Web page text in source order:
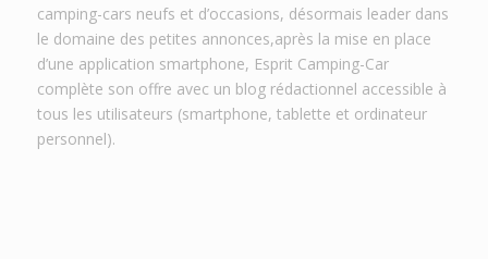
camping-cars neufs et d’occasions, désormais leader dans
le domaine des petites annonces,après la mise en place
d’une application smartphone, Esprit Camping-Car
complète son offre avec un blog rédactionnel accessible à
tous les utilisateurs (smartphone, tablette et ordinateur
personnel).